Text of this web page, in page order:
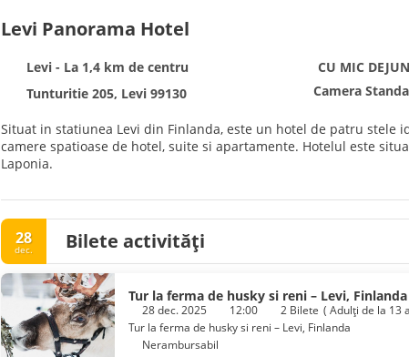
Levi Panorama Hotel
Levi - La 1,4 km de centru
CU MIC DEJUN
Tunturitie 205, Levi 99130
Camera
Situat in statiunea Levi din Finlanda, este un hotel de patru stele
camere spatioase de hotel, suite si apartamente. Hotelul este
Laponia.
28
dec. Bilete activități
Tur la ferma de husky si reni – Levi, Finlanda
28 dec. 2025 12:00 2 Bilete ( Adulți de la 13
Tur la ferma de husky si reni – Levi, Finlanda
Nerambursabil